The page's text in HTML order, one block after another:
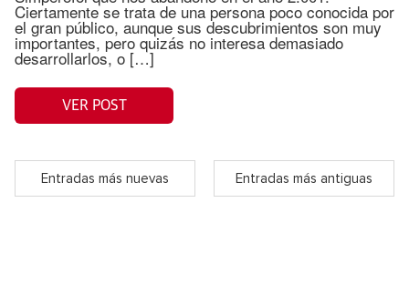
Ciertamente se trata de una persona poco conocida por
el gran público, aunque sus descubrimientos son muy
importantes, pero quizás no interesa demasiado
desarrollarlos, o […]
VER POST
Entradas más nuevas Entradas más antiguas